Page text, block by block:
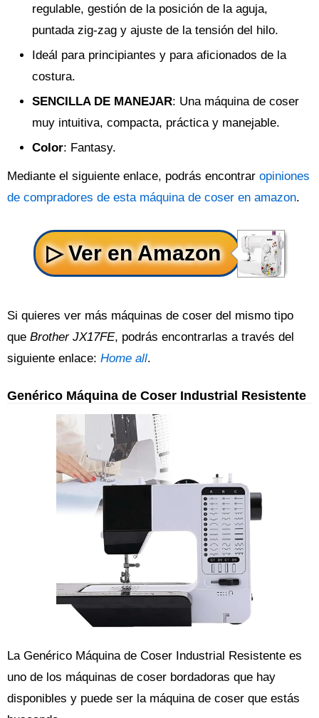
regulable, gestión de la posición de la aguja,
puntada zig-zag y ajuste de la tensión del hilo.
Ideál para principiantes y para aficionados de la
costura.
SENCILLA DE MANEJAR: Una máquina de coser
muy intuitiva, compacta, práctica y manejable.
Color: Fantasy.
Mediante el siguiente enlace, podrás encontrar opiniones
de compradores de esta máquina de coser en amazon.
Si quieres ver más máquinas de coser del mismo tipo
que Brother JX17FE, podrás encontrarlas a través del
siguiente enlace: Home all.
Genérico Máquina de Coser Industrial Resistente
La Genérico Máquina de Coser Industrial Resistente es
uno de los máquinas de coser bordadoras que hay
disponibles y puede ser la máquina de coser que estás